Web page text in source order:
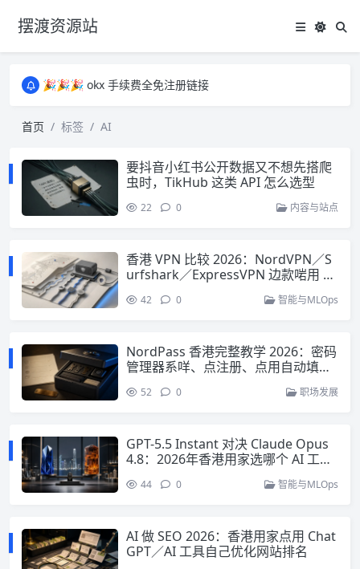
摆渡资源站
🎉🎉🎉 okx 手续费全免注册链接
所有资源均为免费网盘资源，资源失效请备注留言，感谢！
🎉🎉🎉 okx 手续费全免注册链接
首页 标签 AI
要抖音小红书公开数据又不想先搭爬
虫时，TikHub 这类 API 怎么选型
22 0 内容与站点
香港 VPN 比较 2026：NordVPN／S
urfshark／ExpressVPN 边款啱用 A
42 0 智能与MLOps
NordPass 香港完整教学 2026：密码
管理器系咩、点注册、点用自动填入
52 0 职场发展
GPT-5.5 Instant 对决 Claude Opus
4.8：2026年香港用家选哪个 AI 工具
44 0 智能与MLOps
AI 做 SEO 2026：香港用家点用 Chat
GPT／AI 工具自己优化网站排名